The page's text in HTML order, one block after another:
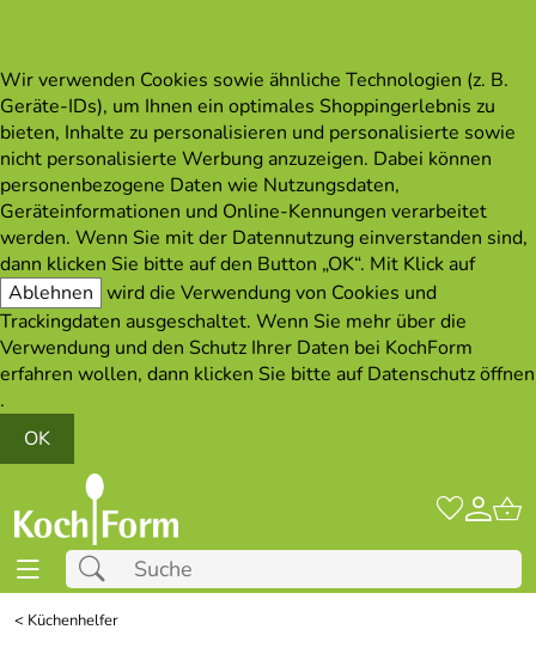
Wir verwenden Cookies sowie ähnliche Technologien (z. B.
Geräte-IDs), um Ihnen ein optimales Shoppingerlebnis zu
bieten, Inhalte zu personalisieren und personalisierte sowie
nicht personalisierte Werbung anzuzeigen. Dabei können
personenbezogene Daten wie Nutzungsdaten,
Geräteinformationen und Online-Kennungen verarbeitet
werden. Wenn Sie mit der Datennutzung einverstanden sind,
dann klicken Sie bitte auf den Button „OK“. Mit Klick auf
Ablehnen wird die Verwendung von Cookies und
Trackingdaten ausgeschaltet. Wenn Sie mehr über die
Verwendung und den Schutz Ihrer Daten bei KochForm
erfahren wollen, dann klicken Sie bitte aufDatenschutz öffnen
.
OK
< Küchenhelfer